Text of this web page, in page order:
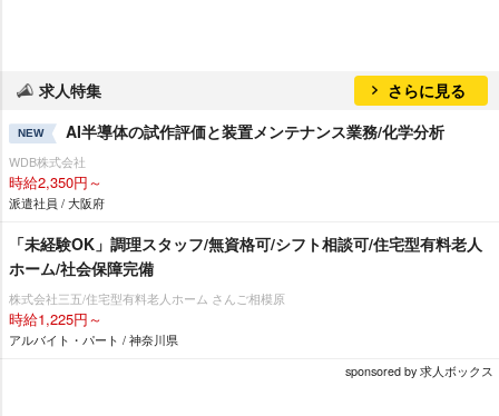
求人特集 さらに見る
NEW AI半導体の試作評価と装置メンテナンス業務/化学分析
WDB株式会社
時給2,350円～
派遣社員 / 大阪府
「未経験OK」調理スタッフ/無資格可/シフト相談可/住宅型有料老人
ホーム/社会保障完備
株式会社三五/住宅型有料老人ホーム さんご相模原
時給1,225円～
アルバイト・パート / 神奈川県
sponsored by 求人ボックス